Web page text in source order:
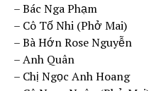
– Bác Nga Phạm
– Cô Tố Nhi (Phở Mai)
– Bà Hớn Rose Nguyễn
– Anh Quân
– Chị Ngọc Anh Hoang